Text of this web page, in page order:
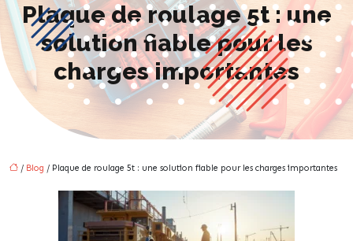
Plaque de roulage 5t : une
solution fiable pour les
charges importantes
/ Blog / Plaque de roulage 5t : une solution fiable pour les charges importantes